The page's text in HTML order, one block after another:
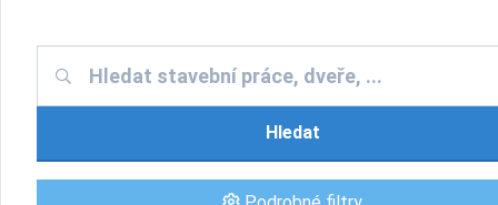
Hledat